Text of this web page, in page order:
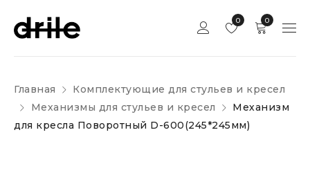
0
0
Главная
Комплектующие для стульев и кресел
Механизмы для стульев и кресел
Механизм
для кресла Поворотный D-600(245*245мм)